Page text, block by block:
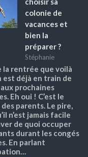
colonie de
vacances et
bien la
préparer ?
Stéphanie
la rentrée que voilà
est déjà en train de
prochaines
Eh oui ! C’est le
parents. Le pire,
n’est jamais facile
de quoi occuper
durant les congés
En parlant